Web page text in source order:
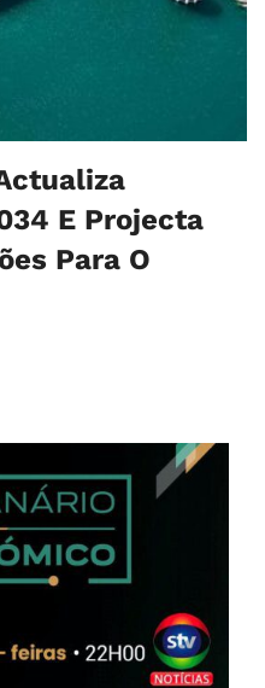
E Projecta
Para O